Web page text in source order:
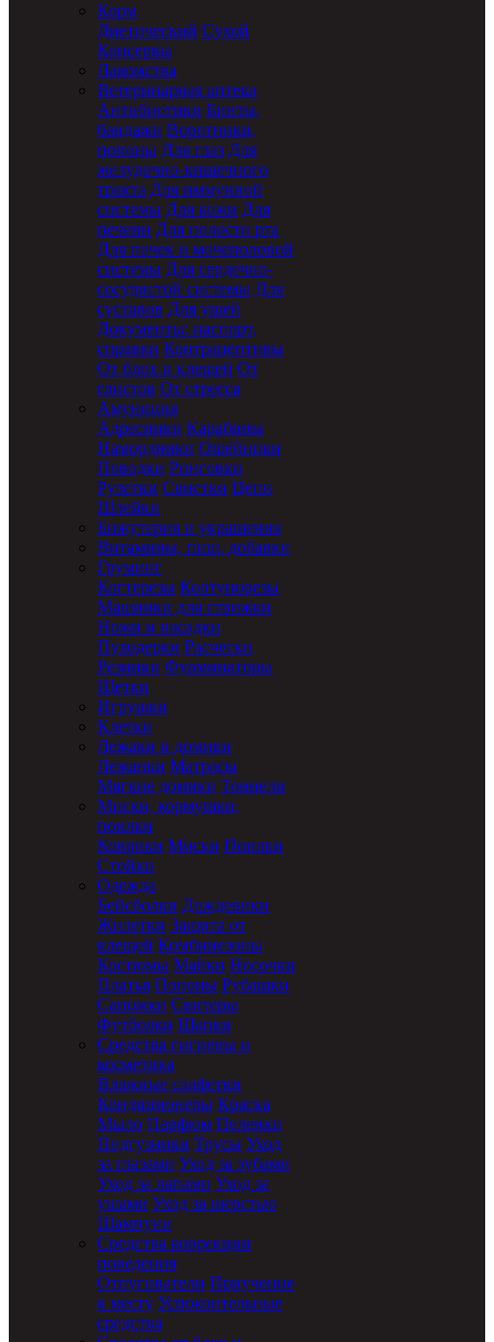
Корм
Диетический Сухой
Консервы
Лакомства
Ветеринарная аптека
Антибиотики Бинты,
бандажи Воротники,
попоны Для глаз Для
желудочно-кишечного
тракта Для иммунной
системы Для кожи Для
печени Для полости рта
Для почек и мочеполовой
системы Для сердечно-
сосудистой системы Для
суставов Для ушей
Документы: паспорт,
справки Контрацептивы
От блох и клещей От
глистов От стресса
Амуниция
Адресники Карабины
Намордники Ошейники
Поводки Ринговки
Рулетки Свистки Цепи
Шлейки
Бижутерия и украшения
Витамины, пищ. добавки
Груминг
Когтерезы Колтунорезы
Машинки для стрижки
Ножи и насадки
Пуходерки Расчески
Резинки Фурминаторы
Щетки
Игрушки
Клетки
Лежаки и домики
Лежанки Матрасы
Мягкие домики Тоннели
Миски, кормушки,
поилки
Коврики Миски Поилки
Стойки
Одежда
Бейсболки Дождевики
Жилетки Защита от
клещей Комбинезоны
Костюмы Майки Носочки
Платья Попоны Рубашки
Сапожки Свитеры
Футболки Шапки
Средства гигиены и
косметика
Влажные салфетки
Кондиционеры Краска
Мыло Парфюм Пеленки
Подгузники Трусы Уход
за глазами Уход за зубами
Уход за лапами Уход за
ушами Уход за шерстью
Шампуни
Средства коррекции
поведения
Отпугиватели Приучение
к месту Успокоительные
средства